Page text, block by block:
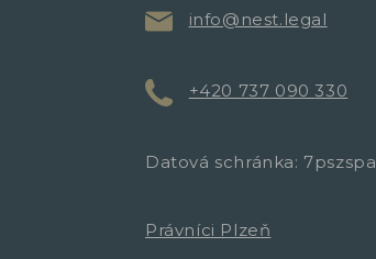
info@nest.legal
+420 737 090 330
Datová schránka: 7pszspa
Právníci Plzeň